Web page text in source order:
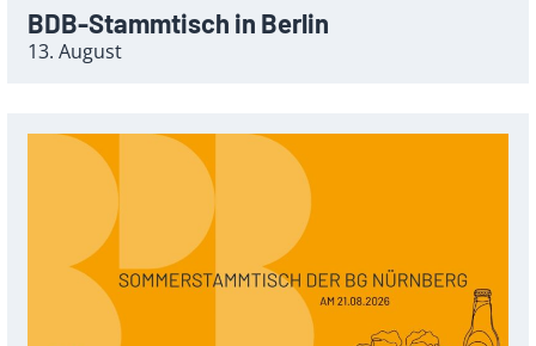
BDB-Stammtisch in Berlin
13. August